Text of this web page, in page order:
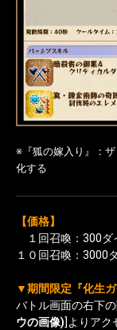
※『狐の嫁入り』：
化する
【価格】
１回召喚：300ダ
１０回召喚：3000
▼期間限定『化生
バトル画面の右下
ウの画像)]よりアク